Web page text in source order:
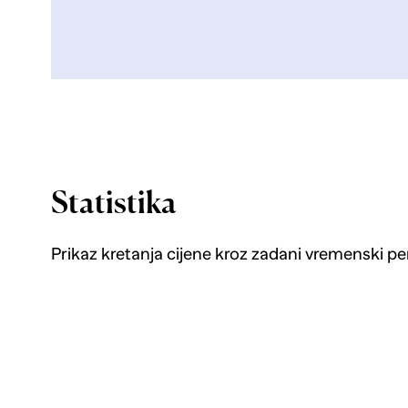
Statistika
Prikaz kretanja cijene kroz zadani vremenski